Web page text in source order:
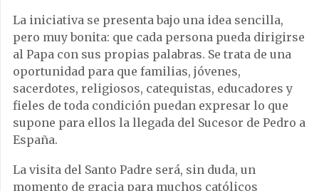
La iniciativa se presenta bajo una idea sencilla,
pero muy bonita: que cada persona pueda dirigirse
al Papa con sus propias palabras. Se trata de una
oportunidad para que familias, jóvenes,
sacerdotes, religiosos, catequistas, educadores y
fieles de toda condición puedan expresar lo que
supone para ellos la llegada del Sucesor de Pedro a
España.
La visita del Santo Padre será, sin duda, un
momento de gracia para muchos católicos